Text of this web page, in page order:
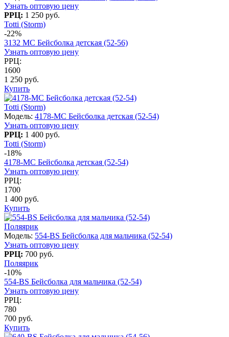
Узнать оптовую цену
РРЦ: 1 250 руб.
Totti (Storm)
-22%
3132 МС Бейсболка детская (52-56)
Узнать оптовую цену
РРЦ:
1600
1 250 руб.
Купить
Totti (Storm)
Модель: 4178-МC Бейсболка детская (52-54)
Узнать оптовую цену
РРЦ: 1 400 руб.
Totti (Storm)
-18%
4178-МC Бейсболка детская (52-54)
Узнать оптовую цену
РРЦ:
1700
1 400 руб.
Купить
Поляярик
Модель: 554-BS Бейсболка для мальчика (52-54)
Узнать оптовую цену
РРЦ: 700 руб.
Поляярик
-10%
554-BS Бейсболка для мальчика (52-54)
Узнать оптовую цену
РРЦ:
780
700 руб.
Купить